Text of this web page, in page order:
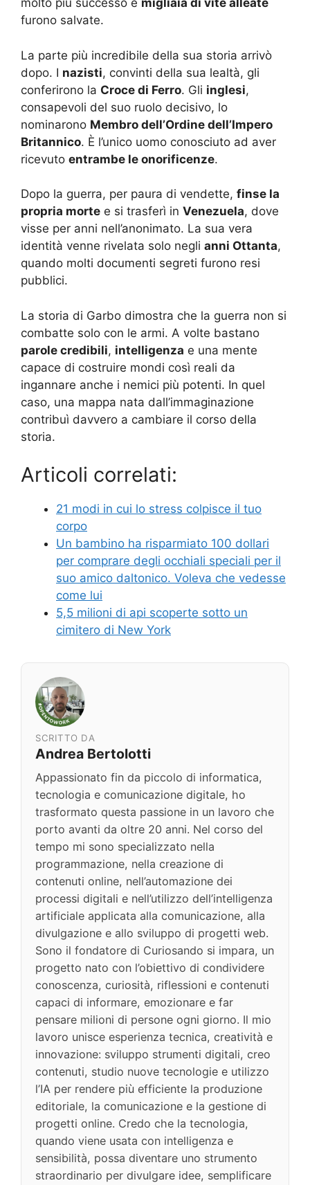
molto più successo e migliaia di vite alleate
furono salvate.
La parte più incredibile della sua storia arrivò
dopo. I nazisti, convinti della sua lealtà, gli
conferirono la Croce di Ferro. Gli inglesi,
consapevoli del suo ruolo decisivo, lo
nominarono Membro dell’Ordine dell’Impero
Britannico. È l’unico uomo conosciuto ad aver
ricevuto entrambe le onorificenze.
Dopo la guerra, per paura di vendette, finse la
propria morte e si trasferì in Venezuela, dove
visse per anni nell’anonimato. La sua vera
identità venne rivelata solo negli anni Ottanta,
quando molti documenti segreti furono resi
pubblici.
La storia di Garbo dimostra che la guerra non si
combatte solo con le armi. A volte bastano
parole credibili, intelligenza e una mente
capace di costruire mondi così reali da
ingannare anche i nemici più potenti. In quel
caso, una mappa nata dall’immaginazione
contribuì davvero a cambiare il corso della
storia.
Articoli correlati:
21 modi in cui lo stress colpisce il tuo
corpo
Un bambino ha risparmiato 100 dollari
per comprare degli occhiali speciali per il
suo amico daltonico. Voleva che vedesse
come lui
5,5 milioni di api scoperte sotto un
cimitero di New York
SCRITTO DA
Andrea Bertolotti
Appassionato fin da piccolo di informatica,
tecnologia e comunicazione digitale, ho
trasformato questa passione in un lavoro che
porto avanti da oltre 20 anni. Nel corso del
tempo mi sono specializzato nella
programmazione, nella creazione di
contenuti online, nell’automazione dei
processi digitali e nell’utilizzo dell’intelligenza
artificiale applicata alla comunicazione, alla
divulgazione e allo sviluppo di progetti web.
Sono il fondatore di Curiosando si impara, un
progetto nato con l’obiettivo di condividere
conoscenza, curiosità, riflessioni e contenuti
capaci di informare, emozionare e far
pensare milioni di persone ogni giorno. Il mio
lavoro unisce esperienza tecnica, creatività e
innovazione: sviluppo strumenti digitali, creo
contenuti, studio nuove tecnologie e utilizzo
l’IA per rendere più efficiente la produzione
editoriale, la comunicazione e la gestione di
progetti online. Credo che la tecnologia,
quando viene usata con intelligenza e
sensibilità, possa diventare uno strumento
straordinario per divulgare idee, semplificare